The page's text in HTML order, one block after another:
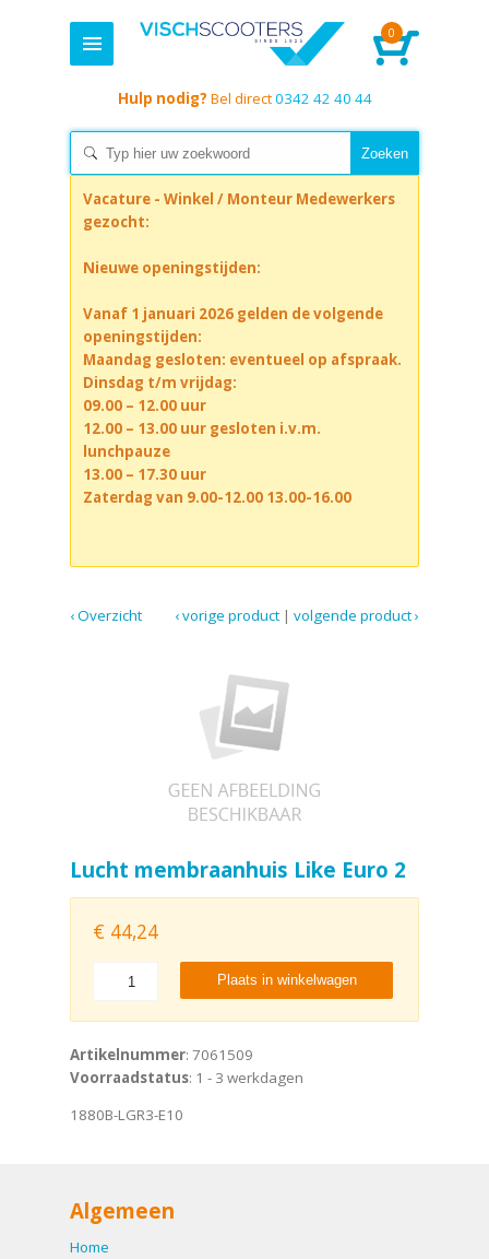
0
Hulp nodig? Bel direct0342 42 40 44
Vacature - Winkel / Monteur Medewerkers
gezocht:
Nieuwe openingstijden:
Vanaf 1 januari 2026 gelden de volgende
openingstijden:
Maandag gesloten: eventueel op afspraak.
Dinsdag t/m vrijdag:
09.00 – 12.00 uur
12.00 – 13.00 uur gesloten i.v.m.
lunchpauze
13.00 – 17.30 uur
Zaterdag van 9.00-12.00 13.00-16.00
‹ Overzicht volgende product ›
|
‹ vorige product
Lucht membraanhuis Like Euro 2
€ 44,24
Plaats in winkelwagen
Artikelnummer: 7061509
Voorraadstatus: 1 - 3 werkdagen
1880B-LGR3-E10
Algemeen
Home